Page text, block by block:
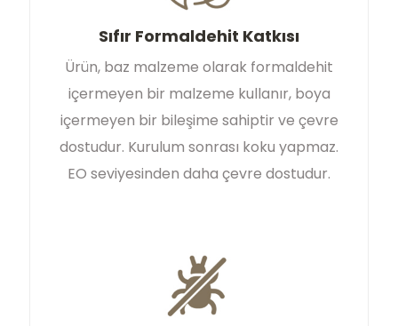
Sıfır Formaldehit Katkısı
Ürün, baz malzeme olarak formaldehit
içermeyen bir malzeme kullanır, boya
içermeyen bir bileşime sahiptir ve çevre
dostudur. Kurulum sonrası koku yapmaz.
EO seviyesinden daha çevre dostudur.